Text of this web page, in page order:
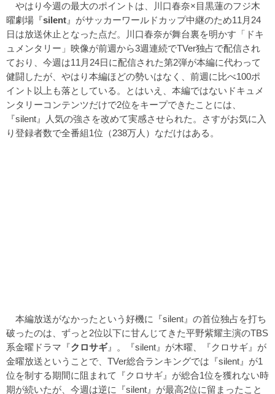
やはり今週の最大のポイントは、川口春奈×目黒蓮のフジ木
曜劇場『silent 』がサッカーワールドカップ中継のため11月24
日は放送休止となった点だ。川口春奈が舞台裏を明かす「ドキ
ュメンタリー」映像が前週から3週連続でTVer独占で配信され
ており、今週は11月24日に配信された第2弾が本編に代わって
健闘したが、やはり本編ほどの勢いはなく、前週に比べ100ポ
イント以上も落としている。とはいえ、本編ではないドキュメ
ンタリーコンテンツだけで2位をキープできたことには、
『silent』人気の強さを改めて実感させられた。さすがお気に入
り登録者数で全番組1位（238万人）なだけはある。
本編放送がなかったという好機に『silent』の首位独占を打ち
破ったのは、ずっと2位以下に甘んじてきた平野紫耀主演のTBS
系金曜ドラマ『クロサギ』。『silent』が木曜、『クロサギ』が
金曜放送ということで、TVer総合ランキングでは『silent』が1
位を制する期間に阻まれて『クロサギ』が総合1位を獲れない時
期が続いたが、今週は逆に『silent』が最高2位に留まったこと